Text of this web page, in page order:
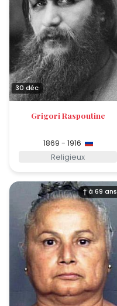
30 déc
Grigori Raspoutine
1869 - 1916
Religieux
† à 69 ans